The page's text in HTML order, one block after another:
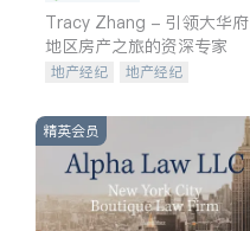
Tracy Zhang - 引领大华府
地区房产之旅的资深专家
地产经纪
地产经纪
商铺租售
精英会员